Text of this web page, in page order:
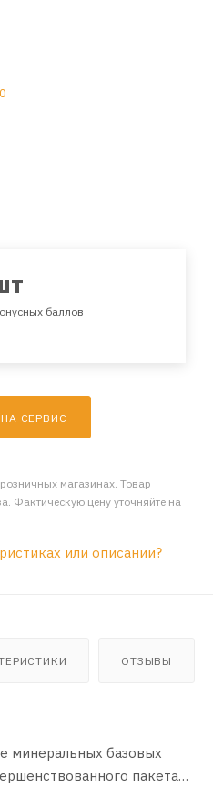
баллов
СЕРВИС
магазинах. Товар
Фактическую цену уточняйте на
или описании?
ОТЗЫВЫ
минеральных базовых
пакета